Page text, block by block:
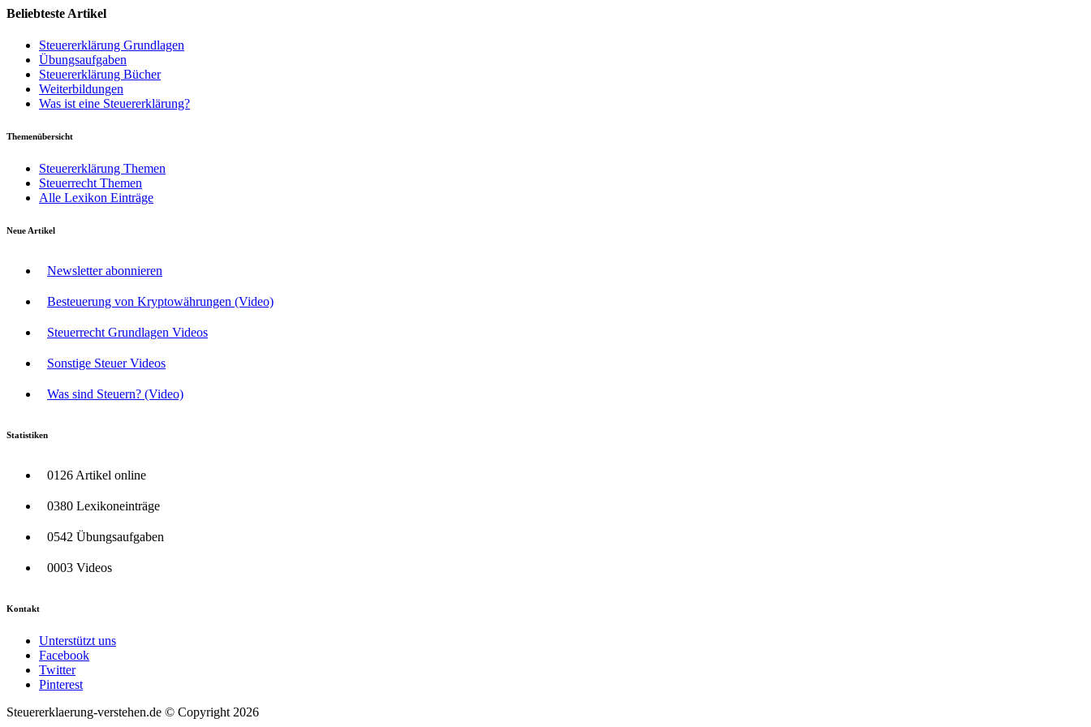
Beliebteste Artikel
Steuererklärung Grundlagen
Übungsaufgaben
Steuererklärung Bücher
Weiterbildungen
Was ist eine Steuererklärung?
Themenübersicht
Steuererklärung Themen
Steuerrecht Themen
Alle Lexikon Einträge
Neue Artikel
Newsletter abonnieren
Besteuerung von Kryptowährungen (Video)
Steuerrecht Grundlagen Videos
Sonstige Steuer Videos
Was sind Steuern? (Video)
Statistiken
0126 Artikel online
0380 Lexikoneinträge
0542 Übungsaufgaben
0003 Videos
Kontakt
Unterstützt uns
Facebook
Twitter
Pinterest
Steuererklaerung-verstehen.de © Copyright 2026